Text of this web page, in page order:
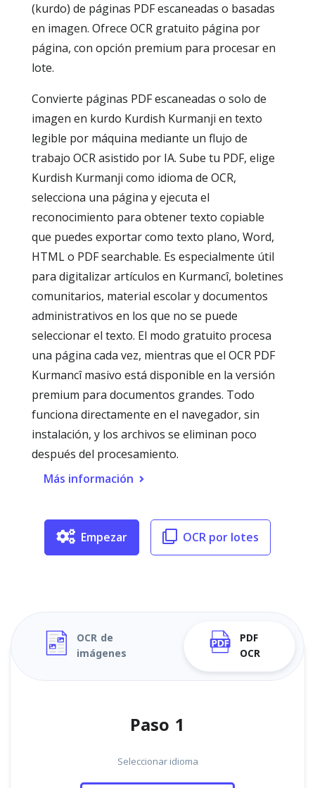
(kurdo) de páginas PDF escaneadas o basadas
en imagen. Ofrece OCR gratuito página por
página, con opción premium para procesar en
lote.
Convierte páginas PDF escaneadas o solo de
imagen en kurdo Kurdish Kurmanji en texto
legible por máquina mediante un flujo de
trabajo OCR asistido por IA. Sube tu PDF, elige
Kurdish Kurmanji como idioma de OCR,
selecciona una página y ejecuta el
reconocimiento para obtener texto copiable
que puedes exportar como texto plano, Word,
HTML o PDF searchable. Es especialmente útil
para digitalizar artículos en Kurmancî, boletines
comunitarios, material escolar y documentos
administrativos en los que no se puede
seleccionar el texto. El modo gratuito procesa
una página cada vez, mientras que el OCR PDF
Kurmancî masivo está disponible en la versión
premium para documentos grandes. Todo
funciona directamente en el navegador, sin
instalación, y los archivos se eliminan poco
después del procesamiento.
Más información
Empezar OCR por lotes
OCR de
imágenes
PDF
OCR
Paso 1
Seleccionar idioma